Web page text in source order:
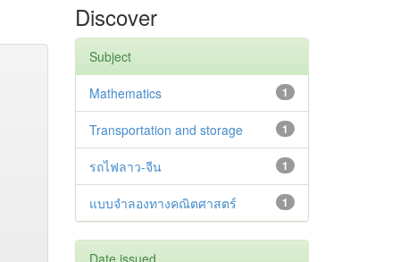
Discover
Subject
1
Mathematics
1
Transportation and storage
1
รถไฟลาว-จีน
1
แบบจำลองทางคณิตศาสตร์
Date issued